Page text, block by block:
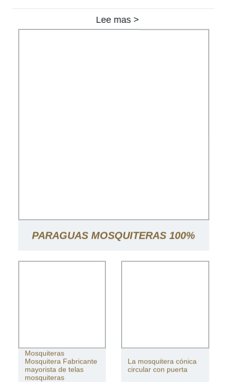
Lee mas >
PARAGUAS MOSQUITERAS 100%
Mosquiteras
Mosquitera Fabricante
mayorista de telas
mosquiteras
La mosquitera cónica
circular con puerta